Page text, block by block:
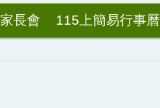
家長會 115上簡易行事曆